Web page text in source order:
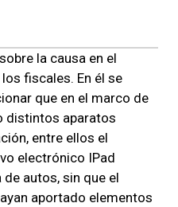
la causa en el
fiscales. En él se
que en el marco de
distintos aparatos
entre ellos el
electrónico IPad
autos, sin que el
aportado elementos